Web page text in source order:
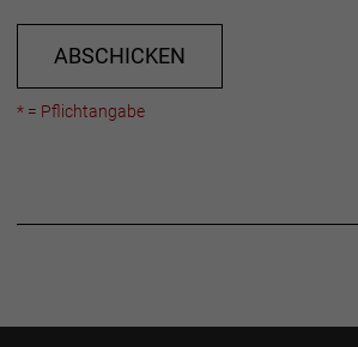
ABSCHICKEN
* = Pflichtangabe